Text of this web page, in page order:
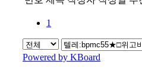
1
Powered by KBoard